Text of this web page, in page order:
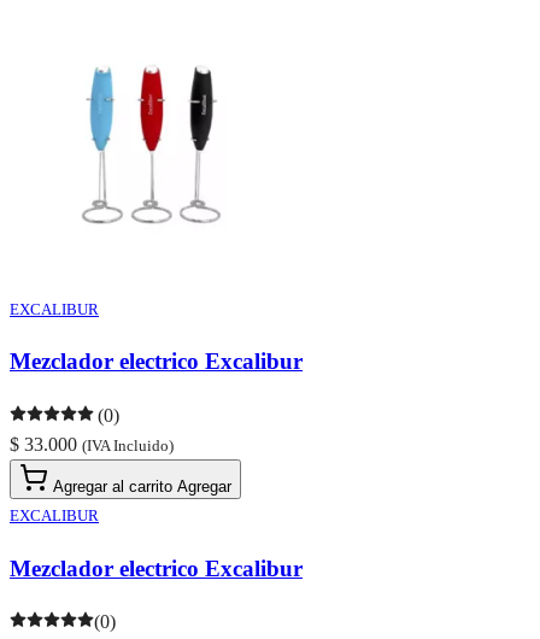
EXCALIBUR
Mezclador electrico Excalibur
(0)
$ 33.000 (IVA Incluido)
Agregar al carrito Agregar
EXCALIBUR
Mezclador electrico Excalibur
(0)